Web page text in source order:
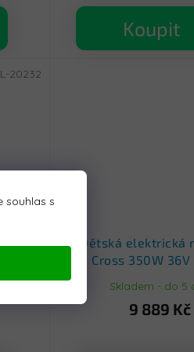
souhlas s
Koupit
L-20232
Dětská elektrická
Cross 350W 36V
Skladem - do 5
9 889 Kč